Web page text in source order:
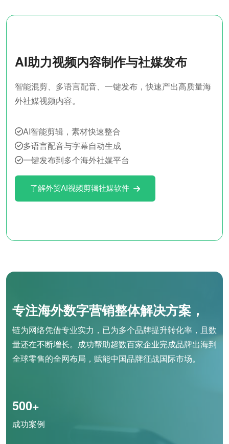
AI助力视频内容制作与社媒发布
智能混剪、多语言配音、一键发布，快速产出高质量海
外社媒视频内容。
AI智能剪辑，素材快速整合
多语言配音与字幕自动生成
一键发布到多个海外社媒平台
了解外贸AI视频剪辑社媒软件
专注海外数字营销整体解决方案，
链为网络凭借专业实力，已为多个品牌提升转化率，且数
量还在不断增长。成功帮助超数百家企业完成品牌出海到
全球零售的全网布局，赋能中国品牌征战国际市场。
500+
成功案例